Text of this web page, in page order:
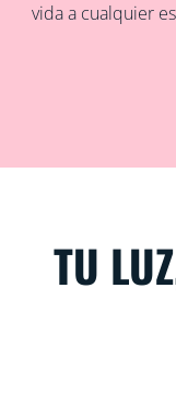
vida a cualquier
TU